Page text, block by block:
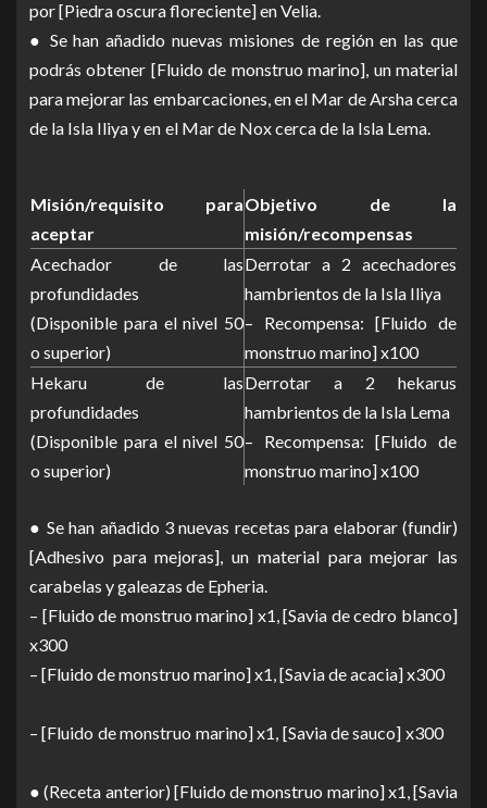
por [Piedra oscura floreciente] en Velia.
● Se han añadido nuevas misiones de región en las que
podrás obtener [Fluido de monstruo marino], un material
para mejorar las embarcaciones, en el Mar de Arsha cerca
de la Isla Iliya y en el Mar de Nox cerca de la Isla Lema.
Misión/requisito para
aceptar
Objetivo de la
misión/recompensas
Acechador de las
profundidades
(Disponible para el nivel 50
o superior)
Derrotar a 2 acechadores
hambrientos de la Isla Iliya
– Recompensa: [Fluido de
monstruo marino] x100
Hekaru de las
profundidades
(Disponible para el nivel 50
o superior)
Derrotar a 2 hekarus
hambrientos de la Isla Lema
– Recompensa: [Fluido de
monstruo marino] x100
● Se han añadido 3 nuevas recetas para elaborar (fundir)
[Adhesivo para mejoras], un material para mejorar las
carabelas y galeazas de Epheria.
– [Fluido de monstruo marino] x1, [Savia de cedro blanco]
x300
– [Fluido de monstruo marino] x1, [Savia de acacia] x300
– [Fluido de monstruo marino] x1, [Savia de sauco] x300
● (Receta anterior) [Fluido de monstruo marino] x1, [Savia